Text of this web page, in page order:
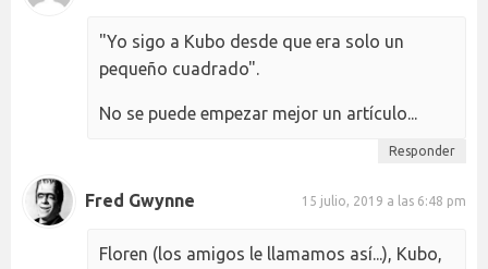
"Yo sigo a Kubo desde que era solo un
pequeño cuadrado".
No se puede empezar mejor un artículo...
Responder
Fred Gwynne 15 julio, 2019 a las 6:48 pm
Floren (los amigos le llamamos así...), Kubo,